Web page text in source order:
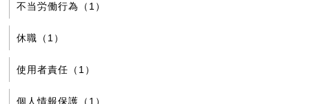
不当労働行為（1）
休職（1）
使用者責任（1）
個人情報保護（1）